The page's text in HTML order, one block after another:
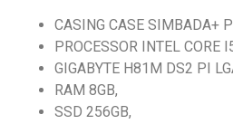
CASING CASE SIMBADA+
PROCESSOR INTEL CORE
GIGABYTE H81M DS2 PI
RAM 8GB,
SSD 256GB,